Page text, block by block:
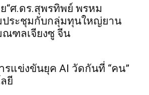
“ศ.ดร.สุพรทิพย์ พรหม
ประชุมกับกลุ่มทุนใหญ่ยาน
ฑลเจียงซู จีน
รแข่งขันยุค AI วัดกันที่ “คน”
ยี